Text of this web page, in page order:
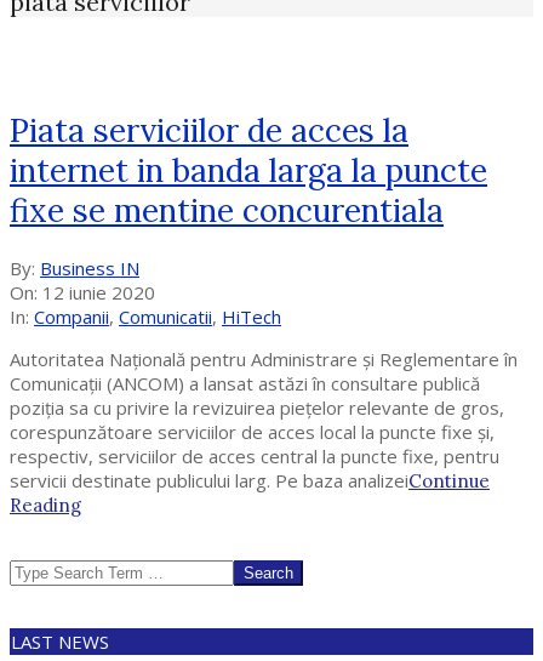
Piata serviciilor de acces la
internet in banda larga la puncte
fixe se mentine concurentiala
2020-
06-
12
By: Business IN
On: 12 iunie 2020
In: Companii, Comunicatii, HiTech
Autoritatea Naţională pentru Administrare şi Reglementare în
Comunicaţii (ANCOM) a lansat astăzi în consultare publică
poziţia sa cu privire la revizuirea pieţelor relevante de gros,
corespunzătoare serviciilor de acces local la puncte fixe şi,
respectiv, serviciilor de acces central la puncte fixe, pentru
servicii destinate publicului larg. Pe baza analizeiContinue
Reading
Search
LAST NEWS